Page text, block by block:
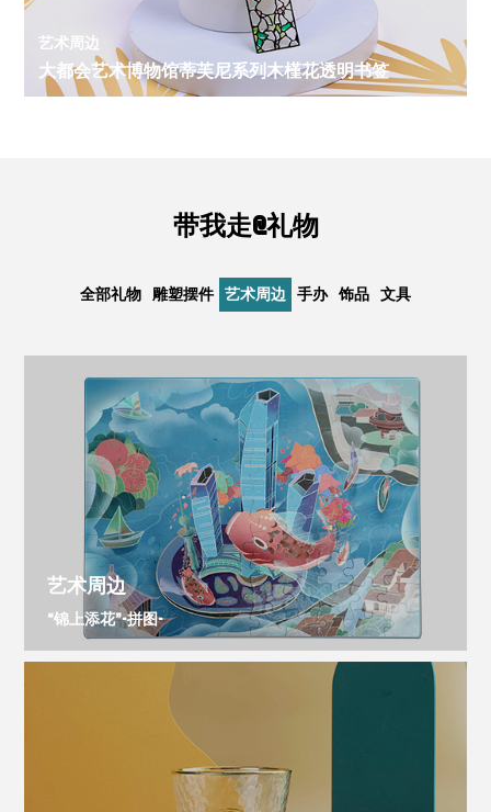
艺术周边
大都会艺术博物馆蒂芙尼系列木槿花透明书签
带我走@礼物
全部礼物 雕塑摆件 艺术周边 手办 饰品 文具
艺术周边
“锦上添花”-拼图-